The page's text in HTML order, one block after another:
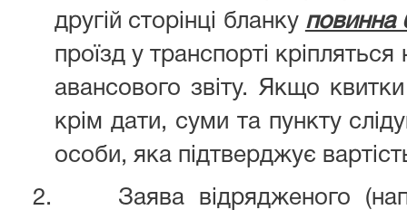
другій сторінці бланку повинна
проїзд у транспорті
авансового звіту. Якщо
крім дати, суми та пункту
особи, яка підтверджує
2.
Заява відрядженого